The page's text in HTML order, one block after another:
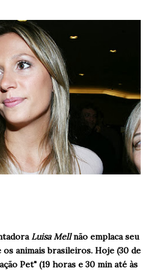
Luisa Mellnão emplaca seu
animais brasileiros. Hoje (30 de
Pet" (19 horas e 30 min até às